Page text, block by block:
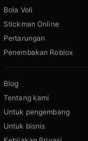
Bola Voli
Stickman Online
Pertarungan
Penembakan Roblox
Blog
Tentang kami
Untuk pengembang
Untuk bisnis